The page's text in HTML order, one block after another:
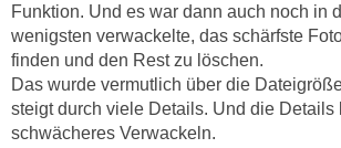
Funktion. Und es war dann auch noch in
wenigsten verwackelte, das schärfste
finden und den Rest zu löschen.
Das wurde vermutlich über die
steigt durch viele Details. Und die Details
schwächeres Verwackeln.